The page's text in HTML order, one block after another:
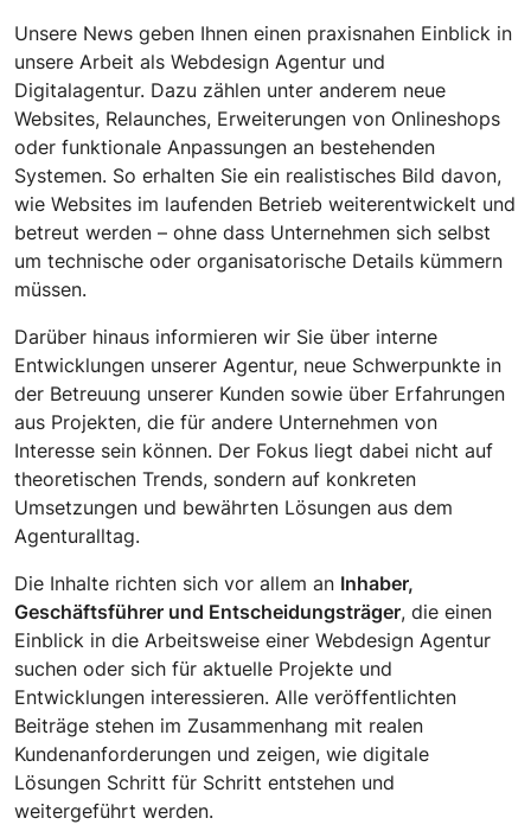
Unsere News geben Ihnen einen praxisnahen Einblick in
unsere Arbeit als Webdesign Agentur und
Digitalagentur. Dazu zählen unter anderem neue
Websites, Relaunches, Erweiterungen von Onlineshops
oder funktionale Anpassungen an bestehenden
Systemen. So erhalten Sie ein realistisches Bild davon,
wie Websites im laufenden Betrieb weiterentwickelt und
betreut werden – ohne dass Unternehmen sich selbst
um technische oder organisatorische Details kümmern
müssen.
Darüber hinaus informieren wir Sie über interne
Entwicklungen unserer Agentur, neue Schwerpunkte in
der Betreuung unserer Kunden sowie über Erfahrungen
aus Projekten, die für andere Unternehmen von
Interesse sein können. Der Fokus liegt dabei nicht auf
theoretischen Trends, sondern auf konkreten
Umsetzungen und bewährten Lösungen aus dem
Agenturalltag.
Die Inhalte richten sich vor allem an Inhaber,
Geschäftsführer und Entscheidungsträger, die einen
Einblick in die Arbeitsweise einer Webdesign Agentur
suchen oder sich für aktuelle Projekte und
Entwicklungen interessieren. Alle veröffentlichten
Beiträge stehen im Zusammenhang mit realen
Kundenanforderungen und zeigen, wie digitale
Lösungen Schritt für Schritt entstehen und
weitergeführt werden.